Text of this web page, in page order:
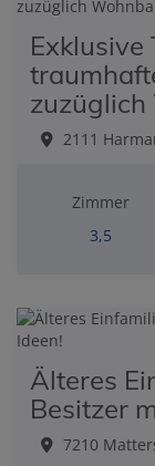
Exklusive
2111
Zimmer
3,5
Älteres
Besitzer
7210